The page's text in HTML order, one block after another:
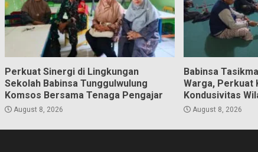
Perkuat Sinergi di Lingkungan
Sekolah Babinsa Tunggulwulung
Komsos Bersama Tenaga Pengajar
August 8, 2026
Babinsa
Warga, Perkuat
Kondusivitas
August 8, 2026